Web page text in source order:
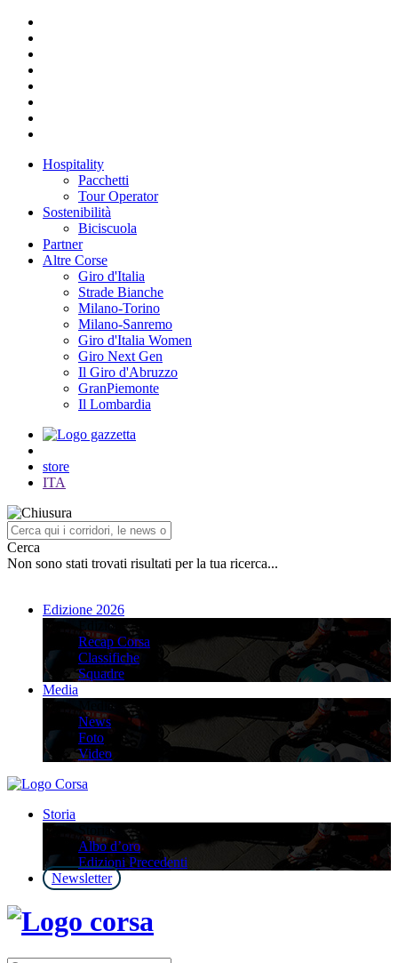
Hospitality
Pacchetti
Tour Operator
Sostenibilità
Biciscuola
Partner
Altre Corse
Giro d'Italia
Strade Bianche
Milano-Torino
Milano-Sanremo
Giro d'Italia Women
Giro Next Gen
Il Giro d'Abruzzo
GranPiemonte
Il Lombardia
store
ITA
Cerca
Non sono stati trovati risultati per la tua ricerca...
Edizione 2026
Edizione 2026
Recap Corsa
Classifiche
Squadre
Media
Media
News
Foto
Video
Storia
Storia
Albo d’oro
Edizioni Precedenti
Newsletter